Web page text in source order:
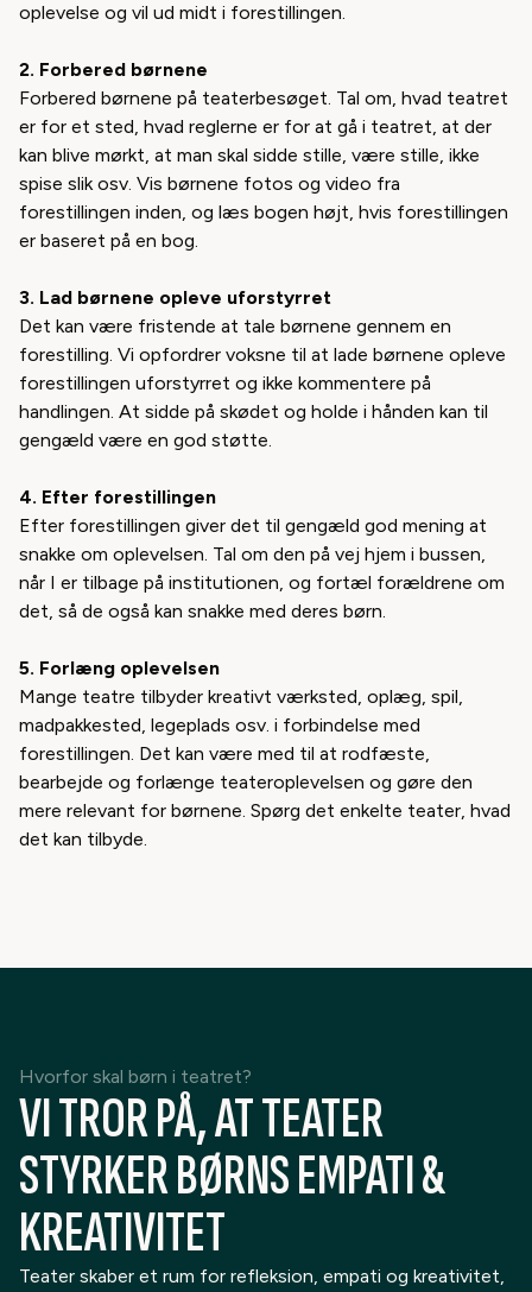
oplevelse og vil ud midt i forestillingen.
2. Forbered børnene
Forbered børnene på teaterbesøget. Tal om, hvad teatret
er for et sted, hvad reglerne er for at gå i teatret, at der
kan blive mørkt, at man skal sidde stille, være stille, ikke
spise slik osv. Vis børnene fotos og video fra
forestillingen inden, og læs bogen højt, hvis forestillingen
er baseret på en bog.
3. Lad børnene opleve uforstyrret
Det kan være fristende at tale børnene gennem en
forestilling. Vi opfordrer voksne til at lade børnene opleve
forestillingen uforstyrret og ikke kommentere på
handlingen. At sidde på skødet og holde i hånden kan til
gengæld være en god støtte.
4. Efter forestillingen
Efter forestillingen giver det til gengæld god mening at
snakke om oplevelsen. Tal om den på vej hjem i bussen,
når I er tilbage på institutionen, og fortæl forældrene om
det, så de også kan snakke med deres børn.
5. Forlæng oplevelsen
Mange teatre tilbyder kreativt værksted, oplæg, spil,
madpakkested, legeplads osv. i forbindelse med
forestillingen. Det kan være med til at rodfæste,
bearbejde og forlænge teateroplevelsen og gøre den
mere relevant for børnene. Spørg det enkelte teater, hvad
det kan tilbyde.
Hvorfor skal børn i teatret?
VI TROR PÅ, AT TEATER
STYRKER BØRNS EMPATI &
KREATIVITET
Teater skaber et rum for refleksion, empati og kreativitet,